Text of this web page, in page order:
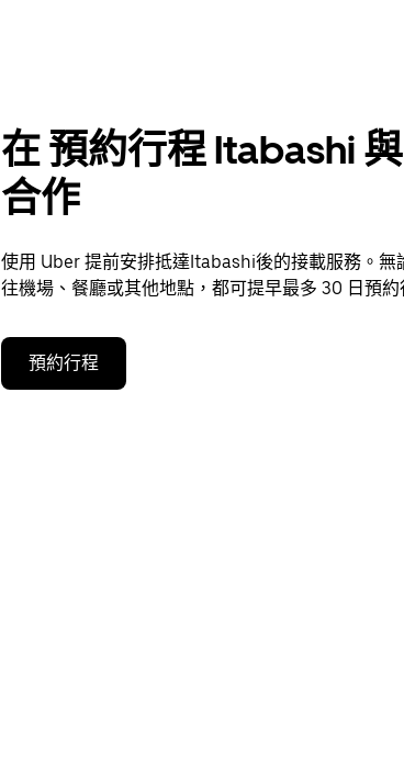
在 預約行程 Itabashi
合作
使用 Uber 提前安排抵達Itabashi後的接載服務。無
往機場、餐廳或其他地點，都可提早最多 30 日預約
預約行程